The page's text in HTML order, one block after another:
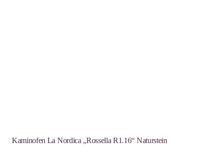
Kaminofen La Nordica „Rossella R1.16“ Naturstein